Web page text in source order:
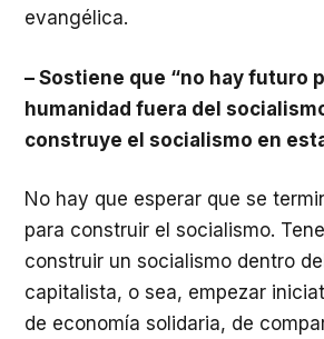
evangélica.
– Sostiene que “no hay futuro
humanidad fuera del
construye el socialismo en
No hay que esperar que se
para construir el socialismo.
construir un socialismo dentro
capitalista, o sea, empezar
de economía solidaria, de